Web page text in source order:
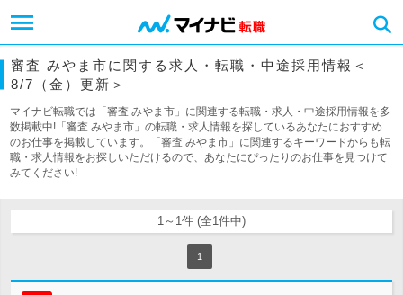
審査 みやま市に関する求人・転職・中途採用情報＜
8/7（金）更新＞
マイナビ転職では「審査 みやま市」に関連する転職・求人・中途採用情報を多
数掲載中!「審査 みやま市」の転職・求人情報を探しているあなたにおすすめ
のお仕事を掲載しています。「審査 みやま市」に関連するキーワードからも転
職・求人情報をお探しいただけるので、あなたにぴったりのお仕事を見つけて
みてください!
1～1件 (全1件中)
1